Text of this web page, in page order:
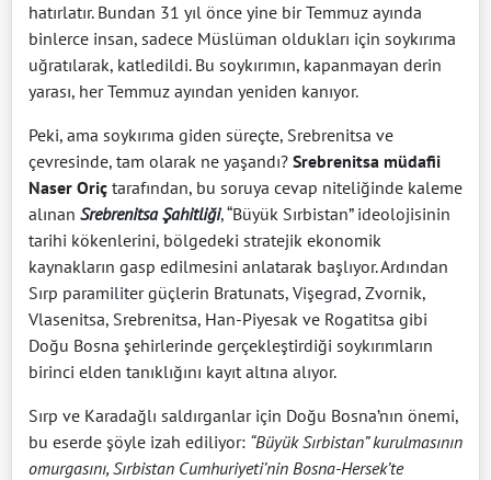
hatırlatır. Bundan 31 yıl önce yine bir Temmuz ayında
binlerce insan, sadece Müslüman oldukları için soykırıma
uğratılarak, katledildi. Bu soykırımın, kapanmayan derin
yarası, her Temmuz ayından yeniden kanıyor.
Peki, ama soykırıma giden süreçte, Srebrenitsa ve
çevresinde, tam olarak ne yaşandı? Srebrenitsa müdafii
Naser Oriç tarafından, bu soruya cevap niteliğinde kaleme
alınan Srebrenitsa Şahitliği, “Büyük Sırbistan” ideolojisinin
tarihi kökenlerini, bölgedeki stratejik ekonomik
kaynakların gasp edilmesini anlatarak başlıyor. Ardından
Sırp paramiliter güçlerin Bratunats, Vişegrad, Zvornik,
Vlasenitsa, Srebrenitsa, Han-Piyesak ve Rogatitsa gibi
Doğu Bosna şehirlerinde gerçekleştirdiği soykırımların
birinci elden tanıklığını kayıt altına alıyor.
Sırp ve Karadağlı saldırganlar için Doğu Bosna’nın önemi,
bu eserde şöyle izah ediliyor: “Büyük Sırbistan” kurulmasının
omurgasını, Sırbistan Cumhuriyeti’nin Bosna-Hersek’te